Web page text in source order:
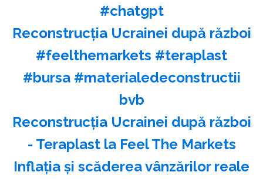
#chatgpt
Reconstrucția Ucrainei după război
#feelthemarkets #teraplast
#bursa #materialedeconstructii
bvb
Reconstrucția Ucrainei după război
- Teraplast la Feel The Markets
Inflația și scăderea vânzărilor reale